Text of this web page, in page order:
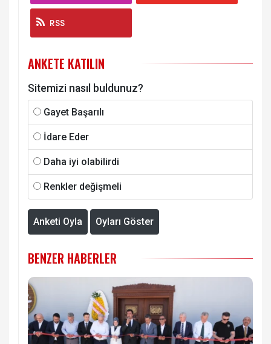
RSS
ANKETE KATILIN
Sitemizi nasıl buldunuz?
Gayet Başarılı
İdare Eder
Daha iyi olabilirdi
Renkler değişmeli
Anketi Oyla Oyları Göster
BENZER HABERLER